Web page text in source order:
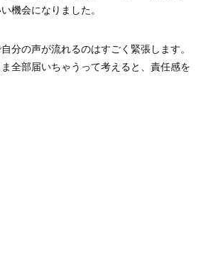
機会になりました。
分の声が流れるのはすごく緊張します。
全部届いちゃうって考えると、責任感を